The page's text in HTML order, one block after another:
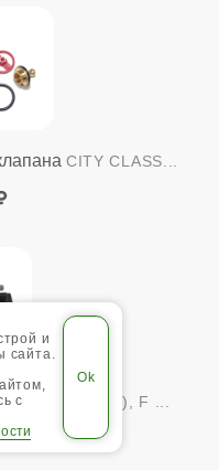
CITY CLASS...
CLASS: C (28), F ...
и
сайта.
с